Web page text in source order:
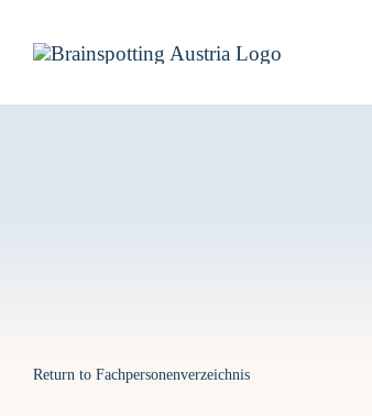
content
Return to Fachpersonenverzeichnis